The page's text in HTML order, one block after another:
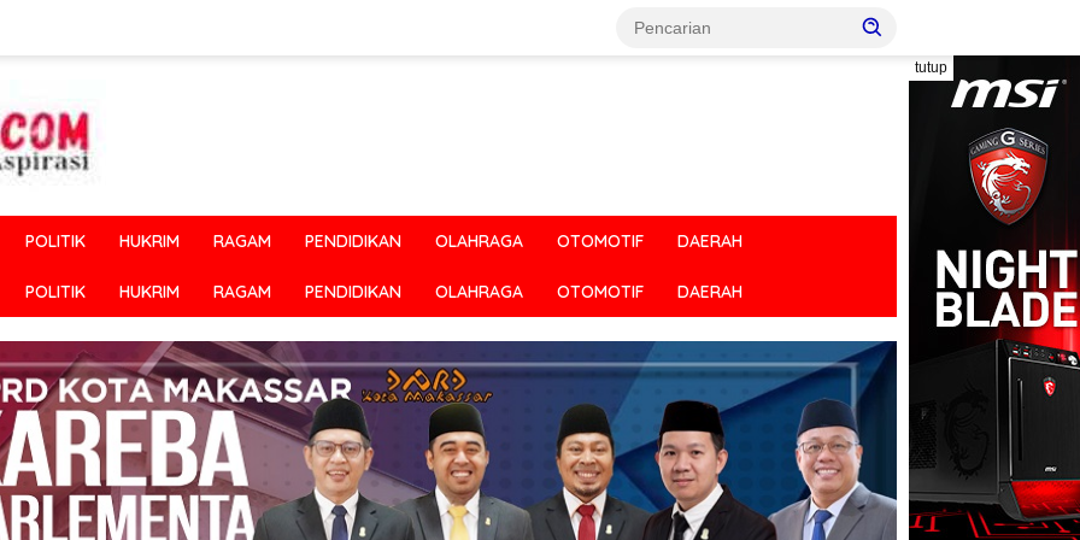
tutup
POLITIK HUKRIM RAGAM PENDIDIKAN OLAHRAGA OTOMOTIF DAERAH
POLITIK HUKRIM RAGAM PENDIDIKAN OLAHRAGA OTOMOTIF DAERAH